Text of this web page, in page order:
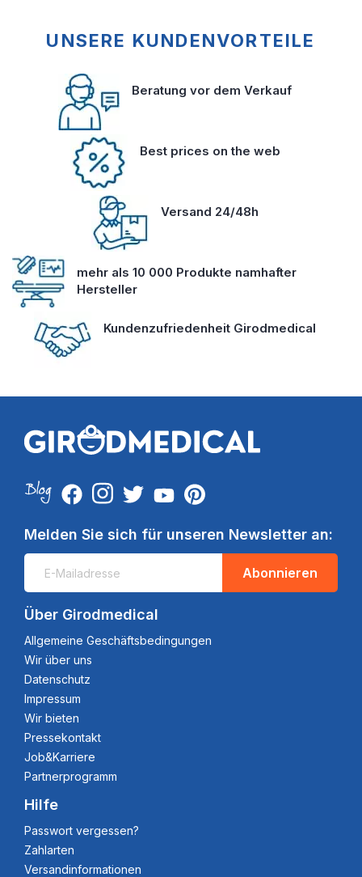
UNSERE KUNDENVORTEILE
Beratung vor dem Verkauf
Best prices on the web
Versand 24/48h
mehr als 10 000 Produkte namhafter
Hersteller
Kundenzufriedenheit Girodmedical
Melden Sie sich für unseren Newsletter an:
Abonnieren
Über Girodmedical
Allgemeine Geschäftsbedingungen
Wir über uns
Datenschutz
Impressum
Wir bieten
Pressekontakt
Job&Karriere
Partnerprogramm
Hilfe
Passwort vergessen?
Zahlarten
Versandinformationen